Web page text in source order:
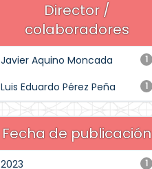
Director /
colaboradores
1
Javier Aquino Moncada
1
Luis Eduardo Pérez Peña
Fecha de publicación
1
2023